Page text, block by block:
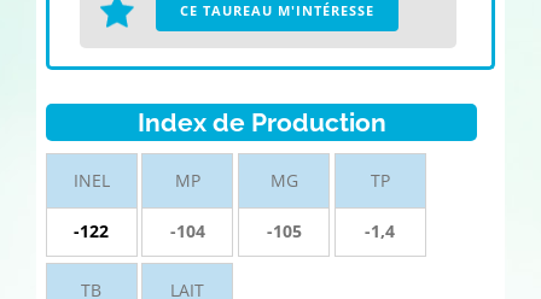
CE TAUREAU M'INTÉRESSE
Index de Production
INEL
-122
MP
-104
MG
-105
TP
-1,4
TB LAIT